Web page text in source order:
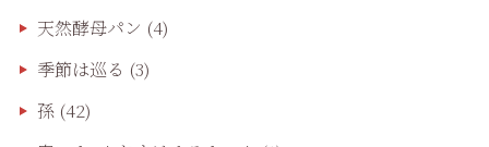
天然酵母パン (4)
季節は巡る (3)
孫(42)